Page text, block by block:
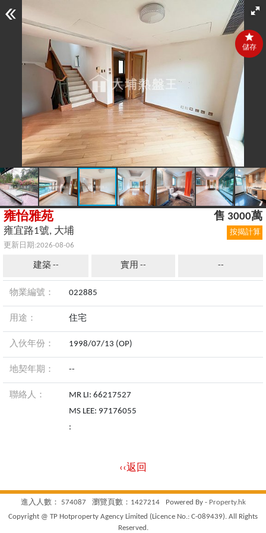
儲存
雍怡雅苑
雍宜路1號, 大埔
更新日期:2026-08-06
售 3000萬
按揭計算
建築 -- 實用 -- --
物業編號： 022885
用途： 住宅
入伙年份： 1998/07/13 (OP)
地契年期： --
聯絡人：
MR LI: 66217527
MS LEE: 97176055
:
‹‹返回
進入人數： 574087 瀏覽頁數：1427214 Powered By - Property.hk
Copyright @ TP Hotproperty Agency Limited (Licence No.: C-089439). All Rights
Reserved.